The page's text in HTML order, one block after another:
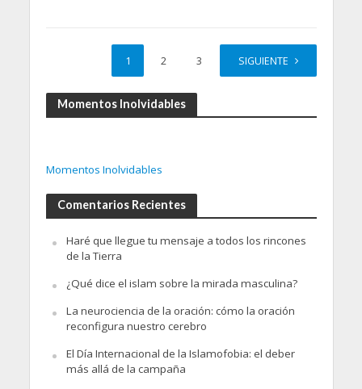
1 2 3 SIGUIENTE
Momentos Inolvidables
Momentos Inolvidables
Comentarios Recientes
Haré que llegue tu mensaje a todos los rincones
de la Tierra
¿Qué dice el islam sobre la mirada masculina?
La neurociencia de la oración: cómo la oración
reconfigura nuestro cerebro
El Día Internacional de la Islamofobia: el deber
más allá de la campaña